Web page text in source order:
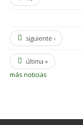
siguiente ›
última »
más noticias